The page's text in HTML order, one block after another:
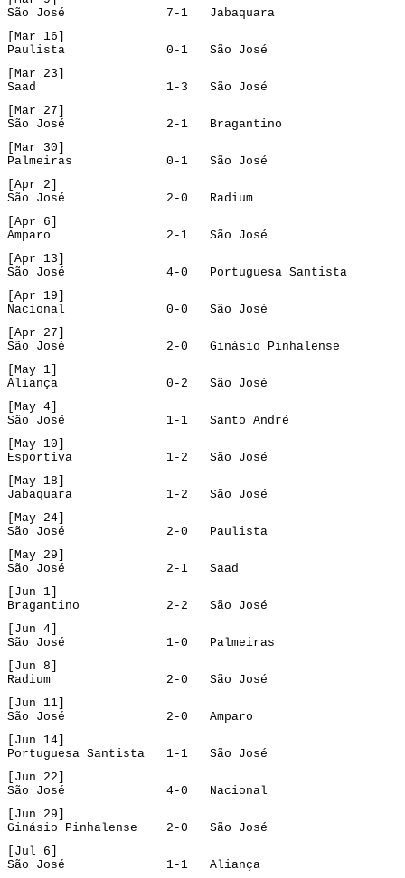
São José              7-1   Jabaquara
[Mar 16]
Paulista              0-1   São José
[Mar 23]
Saad                  1-3   São José
[Mar 27]
São José              2-1   Bragantino
[Mar 30]
Palmeiras             0-1   São José
[Apr 2]
São José              2-0   Radium
[Apr 6]
Amparo                2-1   São José
[Apr 13]
São José              4-0   Portuguesa Santista
[Apr 19]
Nacional              0-0   São José
[Apr 27]
São José              2-0   Ginásio Pinhalense
[May 1]
Aliança               0-2   São José
[May 4]
São José              1-1   Santo André
[May 10]
Esportiva             1-2   São José
[May 18]
Jabaquara             1-2   São José
[May 24]
São José              2-0   Paulista
[May 29]
São José              2-1   Saad
[Jun 1]
Bragantino            2-2   São José
[Jun 4]
São José              1-0   Palmeiras
[Jun 8]
Radium                2-0   São José
[Jun 11]
São José              2-0   Amparo
[Jun 14]
Portuguesa Santista   1-1   São José
[Jun 22]
São José              4-0   Nacional
[Jun 29]
Ginásio Pinhalense    2-0   São José
[Jul 6]
São José              1-1   Aliança